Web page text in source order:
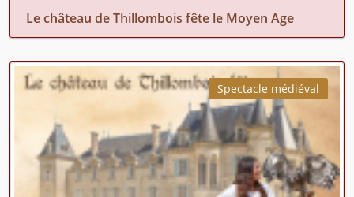
Le château de Thillombois fête le Moyen Age
Spectacle médiéval